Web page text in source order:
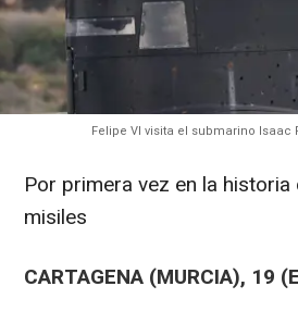
Felipe VI visita el submarino
Por primera vez en la
misiles
CARTAGENA (MURCIA), 19